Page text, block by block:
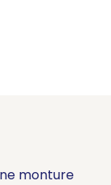
monture